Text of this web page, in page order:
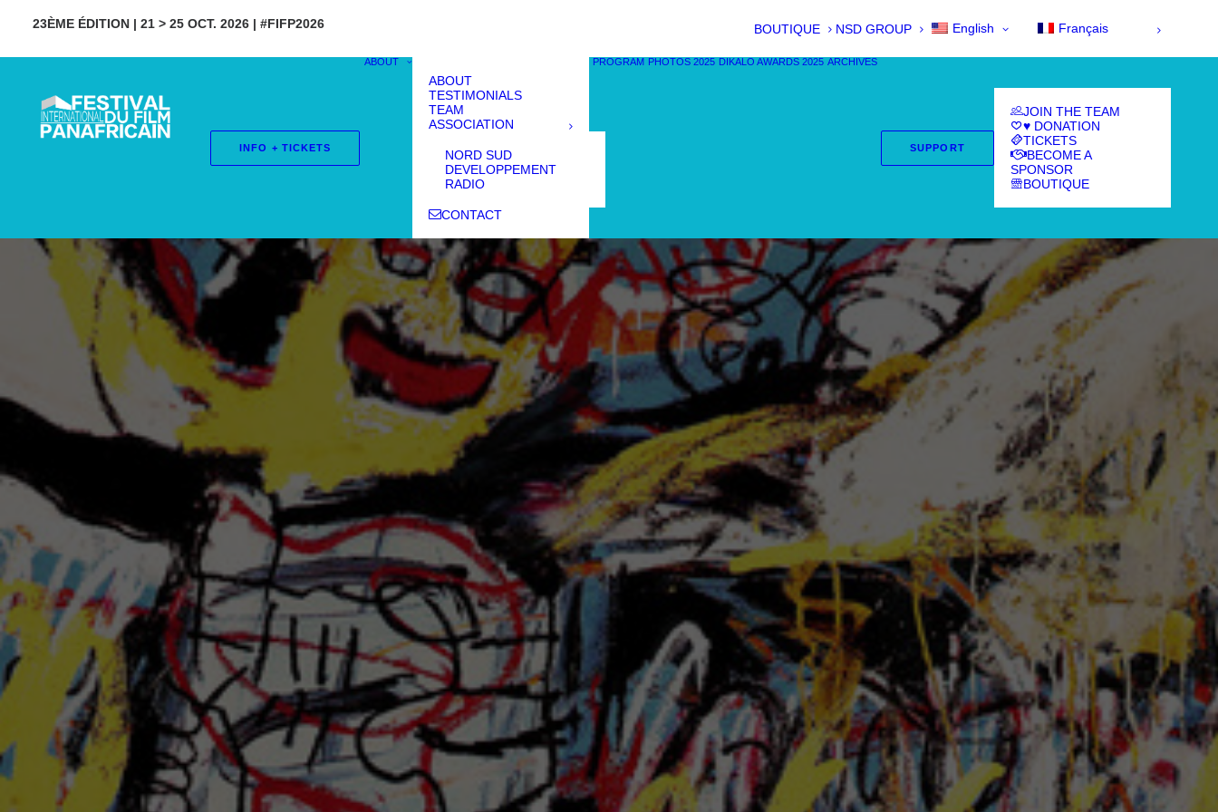
23ÈME ÉDITION | 21 > 25 OCT. 2026 | #FIFP2026 BOUTIQUE NSD GROUP English Français
INFO + TICKETS
ABOUT
ABOUT
TESTIMONIALS
TEAM
ASSOCIATION
NORD SUD
DEVELOPPEMENT
RADIO
CONTACT
PROGRAM PHOTOS 2025 DIKALO AWARDS 2025 ARCHIVES
SUPPORT
JOIN THE TEAM
♥ DONATION
TICKETS
BECOME A
SPONSOR
BOUTIQUE